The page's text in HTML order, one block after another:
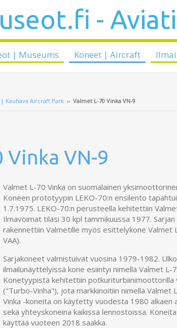
-
| Museums Koneet | Aircraft
Kauhava Aircraft Park ›› Valmet L-70 Vinka VN-9
Vinka VN-9
Valmet L-70 Vinka on suomalainen
Koneen prototyypin LEKO-70:n ensilento
1.7.1975. LEKO-70:n perusteella kehitettiin
Ilmavoimat tilasi 30 kpl tammikuussa 1977.
rakennettiin Valmetille myös esittelykone Valmet
VAA).
Sarjakoneet valmistuivat vuosina 1979-1982.
ilmailunäyttelyissä kone esiintyi nimellä Valmet L-
Konetyypistä kehitettiin
("Turbo-Vinha"), jota markkinoitiin nimellä Valmet
Vinka -koneita on käytetty vuodesta 1980 alkaen
sekä yhteyskoneina kaikissa lennostoissa.
käyttää vuoteen 2018 saakka.